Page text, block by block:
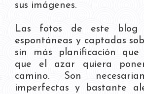
sus imágenes.
Las fotos de este blog
espontáneas y captadas
sin más planificación que
que el azar quiera
camino. Son
imperfectas y bastante